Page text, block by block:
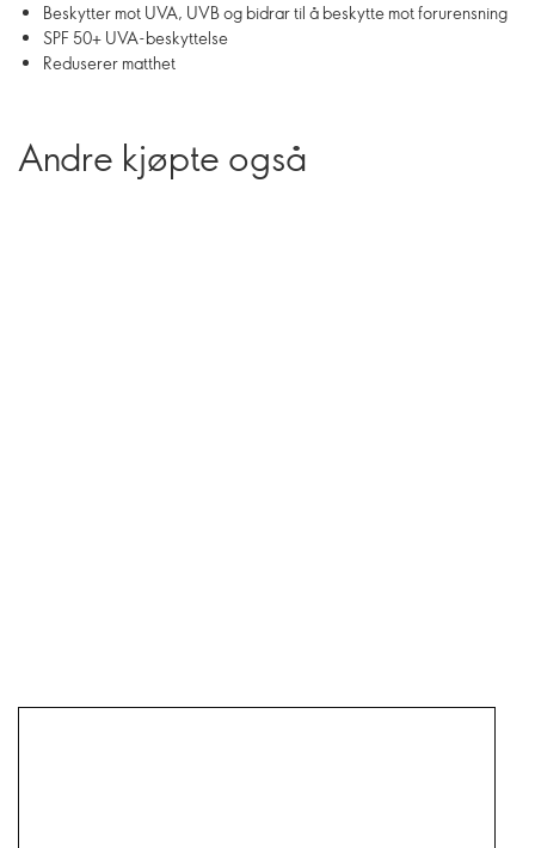
Beskytter mot UVA, UVB og bidrar til å beskytte mot forurensning
SPF 50+ UVA-beskyttelse
Reduserer matthet
Andre kjøpte også